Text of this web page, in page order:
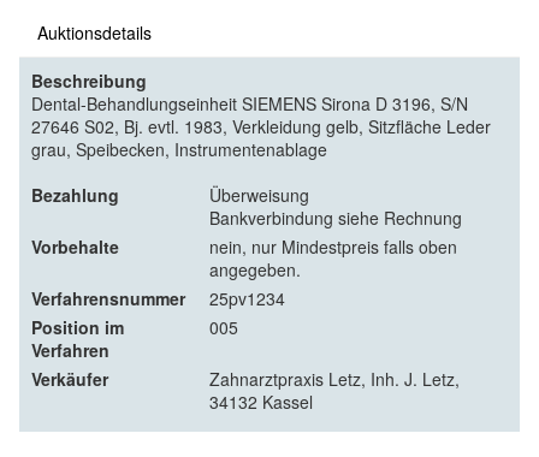
Auktionsdetails
Beschreibung
Dental-Behandlungseinheit SIEMENS Sirona D 3196, S/N
27646 S02, Bj. evtl. 1983, Verkleidung gelb, Sitzfläche Leder
grau, Speibecken, Instrumentenablage
Bezahlung
Überweisung
Bankverbindung siehe Rechnung
Vorbehalte
nein, nur Mindestpreis falls oben
angegeben.
Verfahrensnummer
25pv1234
Position im
Verfahren
005
Verkäufer
Zahnarztpraxis Letz, Inh. J. Letz,
34132 Kassel